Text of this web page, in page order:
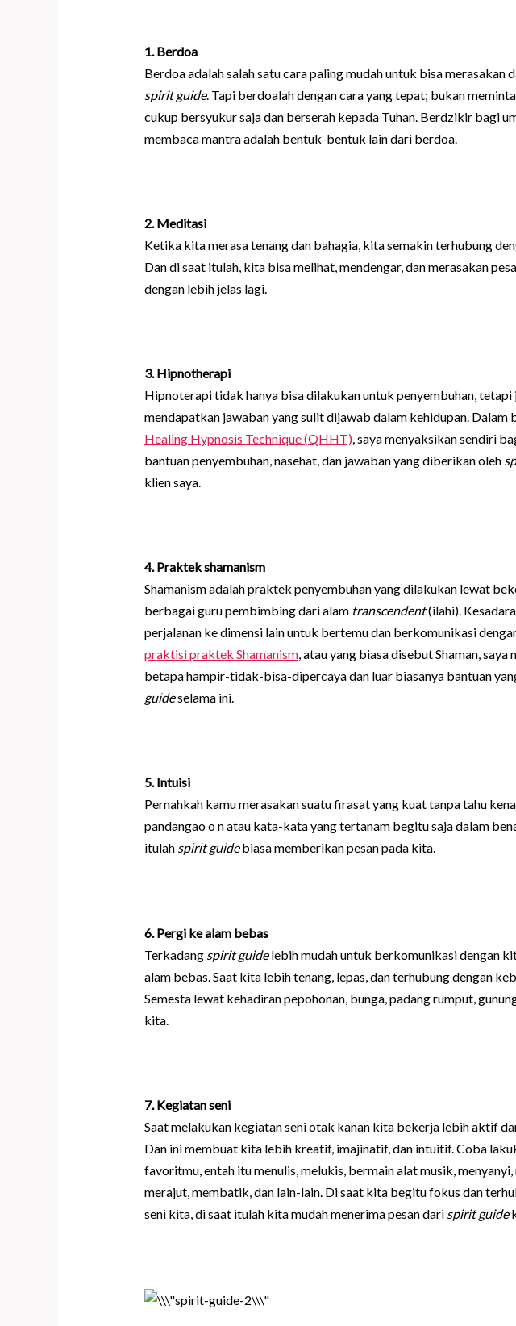
1. Berdoa
Berdoa adalah salah satu cara paling mudah untuk bisa merasakan
spirit guide. Tapi berdoalah dengan cara yang tepat; bukan
cukup bersyukur saja dan berserah kepada Tuhan. Berdzikir bagi
membaca mantra adalah bentuk-bentuk lain dari berdoa.
2. Meditasi
Ketika kita merasa tenang dan bahagia, kita semakin terhubung
Dan di saat itulah, kita bisa melihat, mendengar, dan merasakan
dengan lebih jelas lagi.
3. Hipnotherapi
Hipnoterapi tidak hanya bisa dilakukan untuk penyembuhan, tetapi
mendapatkan jawaban yang sulit dijawab dalam kehidupan. Dalam
Healing Hypnosis Technique (QHHT), saya menyaksikan sendiri
bantuan penyembuhan, nasehat, dan jawaban yang diberikan oleh
klien saya.
4. Praktek shamanism
Shamanism adalah praktek penyembuhan yang dilakukan lewat
berbagai guru pembimbing dari alam transcendent(ilahi).
perjalanan ke dimensi lain untuk bertemu dan berkomunikasi
praktisi praktek Shamanism, atau yang biasa disebut Shaman, saya
betapa hampir-tidak-bisa-dipercaya dan luar biasanya bantuan
guideselama ini.
5. Intuisi
Pernahkah kamu merasakan suatu firasat yang kuat tanpa tahu
pandangao o n atau kata-kata yang tertanam begitu saja dalam
itulah spirit guidebiasa memberikan pesan pada kita.
6. Pergi ke alam bebas
Terkadang spirit guidelebih mudah untuk berkomunikasi dengan
alam bebas. Saat kita lebih tenang, lepas, dan terhubung dengan
Semesta lewat kehadiran pepohonan, bunga, padang rumput,
kita.
7. Kegiatan seni
Saat melakukan kegiatan seni otak kanan kita bekerja lebih aktif
Dan ini membuat kita lebih kreatif, imajinatif, dan intuitif. Coba
favoritmu, entah itu menulis, melukis, bermain alat musik,
merajut, membatik, dan lain-lain. Di saat kita begitu fokus dan
seni kita, di saat itulah kita mudah menerima pesan dari spirit guide